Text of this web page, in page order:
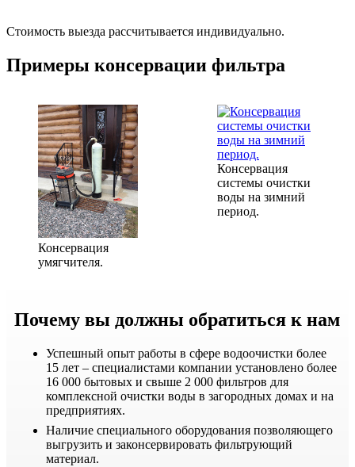
Стоимость выезда рассчитывается индивидуально.
Примеры консервации фильтра
Консервация
умягчителя.
Консервация
системы очистки
воды на зимний
период.
Почему вы должны обратиться к нам
Успешный опыт работы в сфере водоочистки более
15 лет – специалистами компании установлено более
16 000 бытовых и свыше 2 000 фильтров для
комплексной очистки воды в загородных домах и на
предприятиях.
Наличие специального оборудования позволяющего
выгрузить и законсервировать фильтрующий
материал.